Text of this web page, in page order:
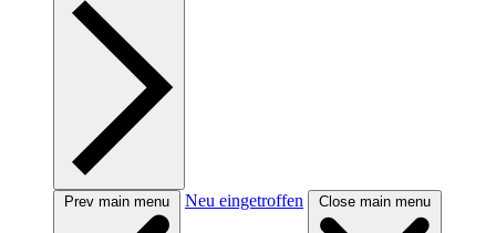
Prev main menu Neu eingetroffen Close main menu